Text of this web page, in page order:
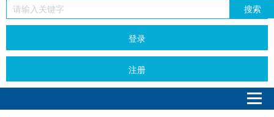
搜索
登录
注册